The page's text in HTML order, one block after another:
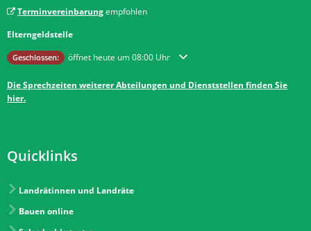
Terminvereinbarungempfohlen
Elterngeldstelle
Klicken, um weitere Öffnungs- oder Schließzeiten auszublenden
Geschlossen: öffnet heute um 08:00 Uhr
Die Sprechzeiten weiterer Abteilungen und Dienststellen finden Sie
hier.
Quicklinks
Landrätinnen und Landräte
Bauen online